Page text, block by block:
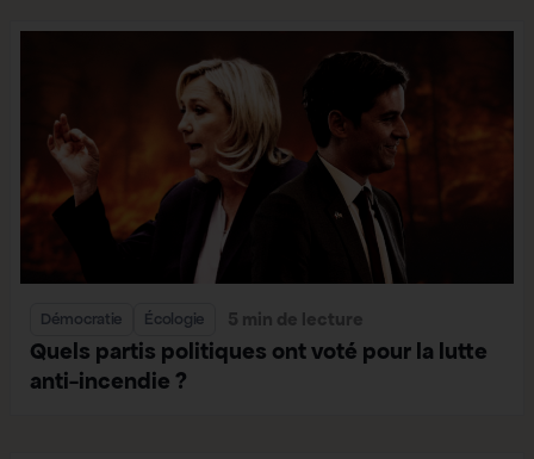
Démocratie Écologie 5 min de lecture
Quels partis politiques ont voté pour la lutte
anti-incendie ?